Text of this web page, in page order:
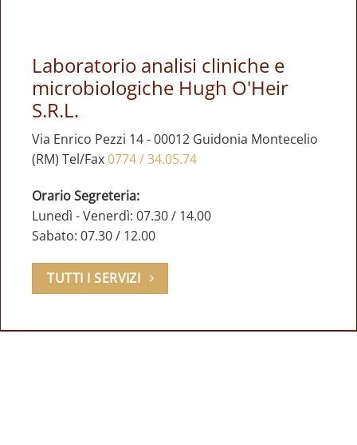
Laboratorio analisi cliniche e
microbiologiche Hugh O'Heir
S.R.L.
Via Enrico Pezzi 14 - 00012 Guidonia Montecelio
(RM) Tel/Fax0774 / 34.05.74
Orario Segreteria:
Lunedì - Venerdì: 07.30 / 14.00
Sabato: 07.30 / 12.00
TUTTI I SERVIZI